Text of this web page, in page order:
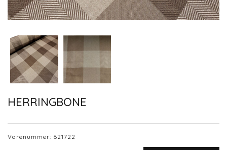
HERRINGBONE
Varenummer: 621722